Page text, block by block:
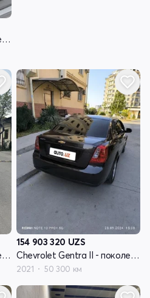
Chevrolet Gentra II - поколение
Chevrolet Gentra II - поколение
154 903 320 UZS
Chevrolet Gentra II - поколение
2021 50 300 км